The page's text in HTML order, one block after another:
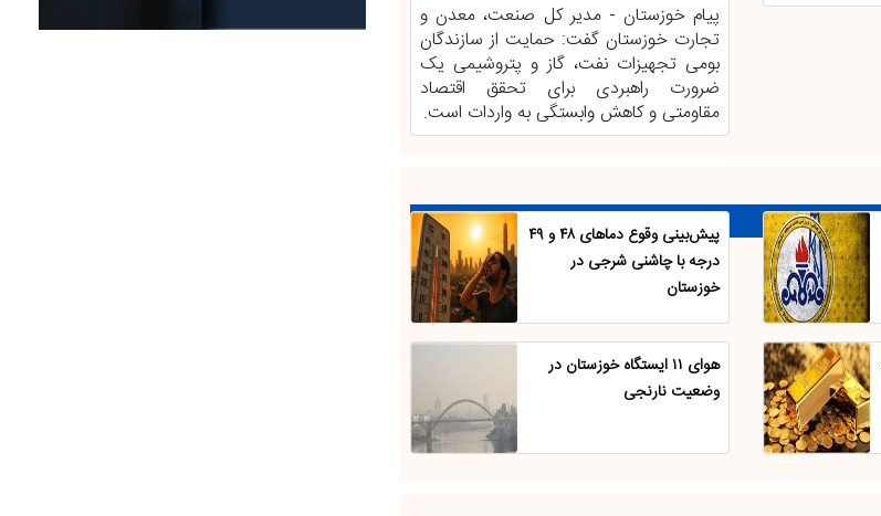
پیام خوزستان - مدیر کل صنعت، معدن و
تجارت خوزستان گفت: حمایت از سازندگان
بومی تجهیزات نفت، گاز و پتروشیمی یک
ضرورت راهبردی برای تحقق اقتصاد
مقاومتی و کاهش وابستگی به واردات است.
پیش‌بینی وقوع دما‌های ۴۸ و ۴۹
درجه با چاشنی شرجی در
خوزستان
هوای ۱۱ ایستگاه خوزستان در
وضعیت نارنجی